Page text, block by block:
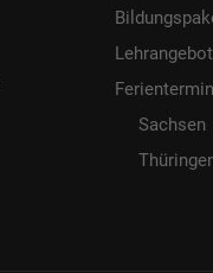
Lehrangebot
Sachsen